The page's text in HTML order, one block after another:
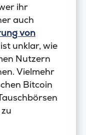
ihr
auch
von
unklar, wie
Nutzern
Vielmehr
Bitcoin